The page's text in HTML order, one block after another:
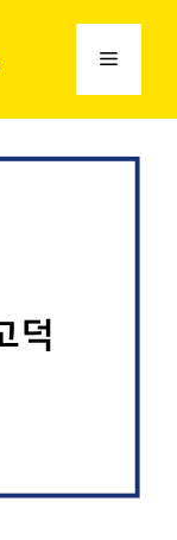
메